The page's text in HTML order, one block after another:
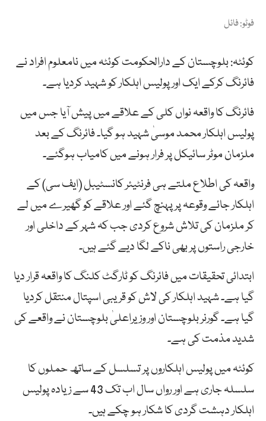
فوٹو: فائل
کوئٹہ: بلوچستان کے دارالحکومت کوئٹہ میں نامعلوم افراد نے
فائرنگ کرکے ایک اور پولیس اہلکار کو شہید کردیا ہے۔
فائرنگ کا واقعہ نواں کلی کے علاقے میں پیش آیا جس میں
پولیس اہلکار محمد موسیٰ شہید ہو گیا۔ فائرنگ کے بعد
ملزمان موٹر سائیکل پر فرار ہونے میں کامیاب ہوگئے۔
واقعہ کی اطلاع ملتے ہی فرنٹیئر کانسٹیبل (ایف سی) کے
اہلکار جائے وقوعہ پر پہنچ گئے اور علاقے کو گھیرے میں لے
کر ملزمان کی تلاش شروع کردی جب کہ شہر کے داخلی اور
خارجی راستوں پر بھی ناکے لگا دیے گئے ہیں۔
ابتدائی تحقیقات میں فائرنگ کو ٹارگٹ کلنگ کا واقعہ قرار دیا
گیا ہے۔ شہید اہلکار کی لاش کو قریبی اسپتال منتقل کردیا
گیا ہے۔ گورنر بلوچستان اور وزیراعلیٰ بلوچستان نے واقعے کی
شدید مذمت کی ہے۔
کوئٹہ میں پولیس اہلکاروں پر تسلسل کے ساتھ حملوں کا
سلسلہ جاری ہے اور رواں سال اب تک 43 سے زیادہ پولیس
اہلکار دہشت گردی کا شکار ہو چکے ہیں۔